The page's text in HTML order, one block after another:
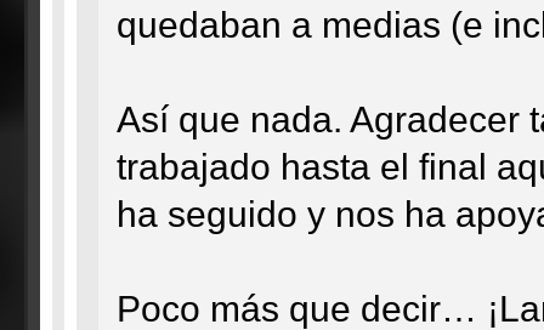
quedaban a medias (e
Así que nada. Agradecer
trabajado hasta el final
ha seguido y nos ha
Poco más que decir…